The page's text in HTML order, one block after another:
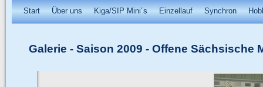
Start Über uns Kiga/SIP Mini´s Einzellauf Synchron
Galerie - Saison 2009 - Offene Sächsische